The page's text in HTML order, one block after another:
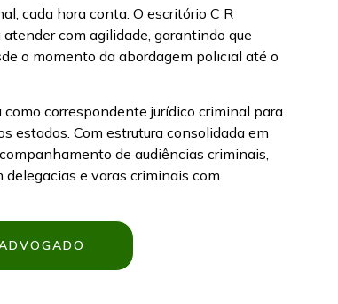
cada hora conta. O escritório C R
com agilidade, garantindo que
o momento da abordagem policial até o
como correspondente jurídico criminal para
estados. Com estrutura consolidada em
de audiências criminais,
e varas criminais com